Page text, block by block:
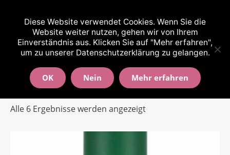
Alle 6 Ergebnisse werden angezeigt
Diese Website verwendet Cookies. Wenn Sie die
Website weiter nutzen, gehen wir von Ihrem
Einverständnis aus. Klicken Sie auf "Mehr erfahren",
um zu unserer Datenschutzerklärung zu gelangen.
OK Nein Mehr erfahren